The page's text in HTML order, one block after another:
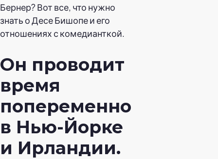
Бернер? Вот все, что нужно
знать о Десе Бишопе и его
отношениях с комедианткой.
Он проводит
время
попеременно
в Нью-Йорке
и Ирландии.